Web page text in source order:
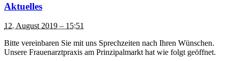
Aktuelles
12. August 2019 – 15:51
Bitte vereinbaren Sie mit uns Sprechzeiten nach Ihren Wünschen.
Unsere Frauenarztpraxis am Prinzipalmarkt hat wie folgt geöffnet.